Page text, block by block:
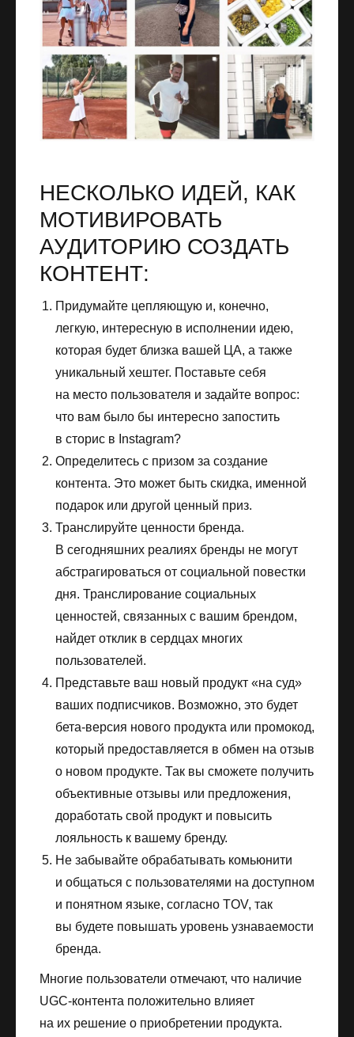
НЕСКОЛЬКО ИДЕЙ, КАК
МОТИВИРОВАТЬ
АУДИТОРИЮ СОЗДАТЬ
КОНТЕНТ:
Придумайте цепляющую и, конечно,
легкую, интересную в исполнении идею,
которая будет близка вашей ЦА, а также
уникальный хештег. Поставьте себя
на место пользователя и задайте вопрос:
что вам было бы интересно запостить
в сторис в Instagram?
Определитесь с призом за создание
контента. Это может быть скидка, именной
подарок или другой ценный приз.
Транслируйте ценности бренда.
В сегодняшних реалиях бренды не могут
абстрагироваться от социальной повестки
дня. Транслирование социальных
ценностей, связанных с вашим брендом,
найдет отклик в сердцах многих
пользователей.
Представьте ваш новый продукт «на суд»
ваших подписчиков. Возможно, это будет
бета-версия нового продукта или промокод,
который предоставляется в обмен на отзыв
о новом продукте. Так вы сможете получить
объективные отзывы или предложения,
доработать свой продукт и повысить
лояльность к вашему бренду.
Не забывайте обрабатывать комьюнити
и общаться с пользователями на доступном
и понятном языке, согласно TOV, так
вы будете повышать уровень узнаваемости
бренда.
Многие пользователи отмечают, что наличие
UGC-контента положительно влияет
на их решение о приобретении продукта.